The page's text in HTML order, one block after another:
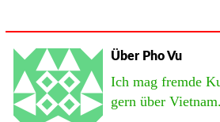
Über Pho Vu
Ich mag fremde
gern über